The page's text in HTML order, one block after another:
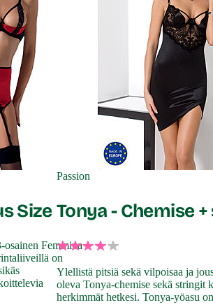
Size
osainen Femmina
on
Passion
Tonya - Chemise
Ylellistä pitsiä sekä vilpoisaa ja
oleva Tonya-chemise sekä stringit
herkimmät hetkesi. Tonya-yöasu